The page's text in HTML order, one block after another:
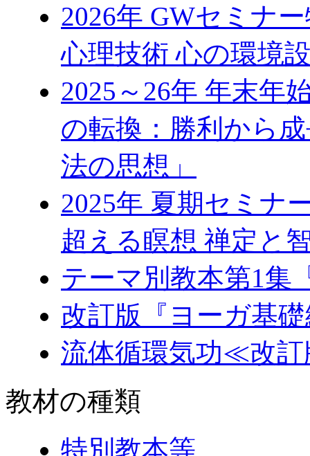
2026年 GWセミナ
心理技術 心の環境
2025～26年 年末
の転換：勝利から
法の思想」
2025年 夏期セミナ
超える瞑想 禅定と
テーマ別教本第1集
改訂版『ヨーガ基
流体循環気功≪改
教材の種類
特別教本等